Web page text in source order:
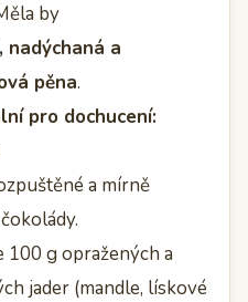
by
nadýchaná a
pěna.
pro dochucení:
a mírně
100 g opražených a
jader (mandle, lískové